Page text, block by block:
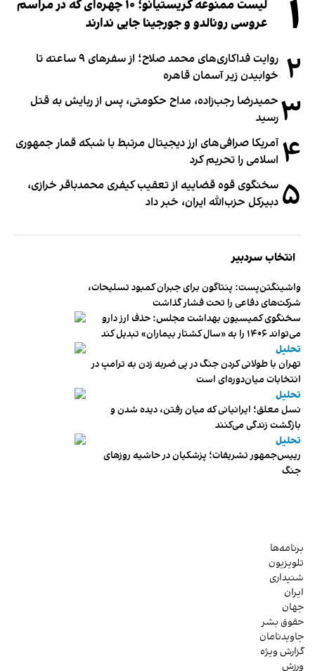
۱
لیست ممنوعه کریستیانو؛ ۱۰ چهره‌ای که در مراسم
عروسی رونالدو و جورجینا جایی ندارند
۲
روایت فداکاری‌های محمد صلاح؛ از سفرهای ۹ ساعته تا
خوابیدن زیر آسمان قاهره
۳ حمیدرضا رجب‌زاده، مداح حکومتی، پس از ربایش به قتل
رسید
۴ آمریکا صرافی‌های ارز دیجیتال مرتبط با شبکه قمار جمهوری
اسلامی را تحریم کرد
۵ سخنگوی قوه قضاییه از تعقیب کیفری محمدباقر خرازی،
دبیر‌کل حزب‌الله ایران، خبر داد
انتخاب سردبیر
واشینگتن‌پست: پنتاگون برای جبران کمبود تسلیحات،
شرکت‌های دفاعی را تحت فشار گذاشت
سخنگوی کمیسیون بهداشت مجلس: حذف ارز دارو
می‌تواند ۱۴۰۶ را به «سال کشتار بیماران» تبدیل کند
تحلیل
تهران با طولانی کردن جنگ در پی ضربه زدن به ترامپ در
انتخابات میان‌دوره‌ای است
تحلیل
نسل معلق؛ ایرانیانی که میان رفتن، دیده شدن و
بازگشت زندگی می‌کنند
تحلیل
رییس‌جمهور تشریفات؛ پزشکیان در حاشیه روزهای
جنگ
برنامه‌ها
تلویزیون
شنیداری
ایران
جهان
حقوق بشر
جاویدنامان
گزارش ویژه
ورزش